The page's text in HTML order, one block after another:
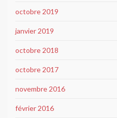
octobre 2019
janvier 2019
octobre 2018
octobre 2017
novembre 2016
février 2016